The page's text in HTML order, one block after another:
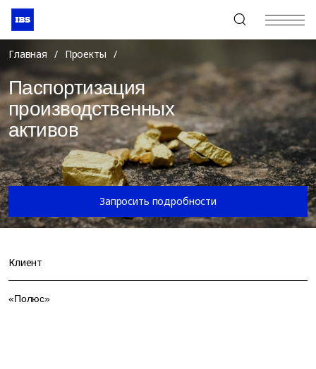
+7 (495) 967-80-80
Главная / Проекты /
Паспортизация
производственных
активов
Запросить подробности
Клиент
«Полюс»